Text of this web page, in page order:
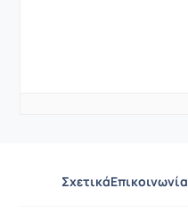
ΣχετικάΕπικοινωνία